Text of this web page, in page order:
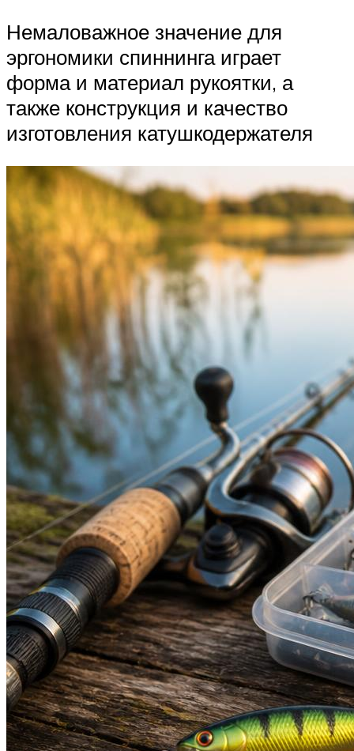
Немаловажное значение для
эргономики спиннинга играет
форма и материал рукоятки, а
также конструкция и качество
изготовления катушкодержателя